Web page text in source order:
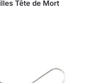
Tête de Mort